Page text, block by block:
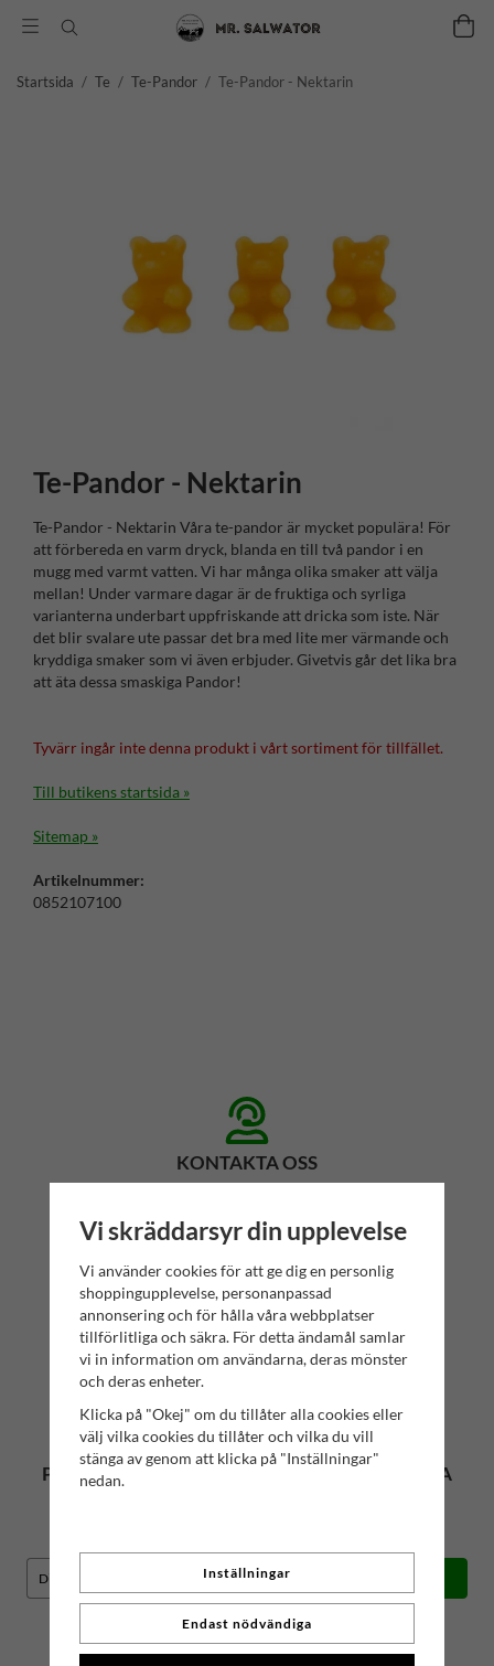
Startsida / Te / Te-Pandor / Te-Pandor - Nektarin
Te-Pandor - Nektarin
Te-Pandor - Nektarin Våra te-pandor är mycket populära! För
att förbereda en varm dryck, blanda en till två pandor i en
mugg med varmt vatten. Vi har många olika smaker att välja
mellan! Under varmare dagar är de fruktiga och syrliga
varianterna underbart uppfriskande att dricka som iste. När
det blir svalare ute passar det bra med lite mer värmande och
kryddiga smaker som vi även erbjuder. Givetvis går det lika bra
att äta dessa smaskiga Pandor!
Tyvärr ingår inte denna produkt i vårt sortiment för tillfället.
Till butikens startsida »
Sitemap »
Artikelnummer:
0852107100
KONTAKTA OSS
Mr. Salwator - Simrishamns Tehandel
Organisationsnummer: 559112-6023
Butik: Storgatan 19, 272 31, Simrishamn
Mejl: konsumentkontakt(at)salwator.se
PRENUMERERA PÅ NYHETSBREVET FÖR VÅRA
Vi skräddarsyr din upplevelse
Vi använder cookies för att ge dig en personlig
shoppingupplevelse, personanpassad
annonsering och för hålla våra webbplatser
tillförlitliga och säkra. För detta ändamål samlar
vi in information om användarna, deras mönster
och deras enheter.
Klicka på "Okej" om du tillåter alla cookies eller
välj vilka cookies du tillåter och vilka du vill
stänga av genom att klicka på "Inställningar"
nedan.
Inställningar
Endast nödvändiga